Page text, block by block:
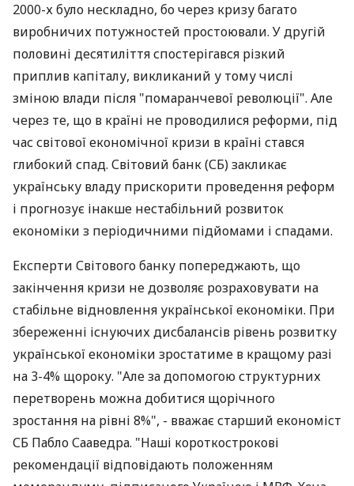
2000-х було нескладно, бо через кризу багато
виробничих потужностей простоювали. У другій
половині десятиліття спостерігався різкий
приплив капіталу, викликаний у тому числі
зміною влади після "помаранчевої революції". Але
через те, що в країні не проводилися реформи, під
час світової економічної кризи в країні стався
глибокий спад. Світовий банк (СБ) закликає
українську владу прискорити проведення реформ
і прогнозує інакше нестабільний розвиток
економіки з періодичними підйомами і спадами.
Експерти Світового банку попереджають, що
закінчення кризи не дозволяє розраховувати на
стабільне відновлення української економіки. При
збереженні існуючих дисбалансів рівень розвитку
української економіки зростатиме в кращому разі
на 3-4% щороку. "Але за допомогою структурних
перетворень можна добитися щорічного
зростання на рівні 8%", - вважає старший економіст
СБ Пабло Сааведра. "Наші короткострокові
рекомендації відповідають положенням